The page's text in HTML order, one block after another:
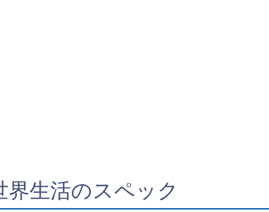
生活のスペック